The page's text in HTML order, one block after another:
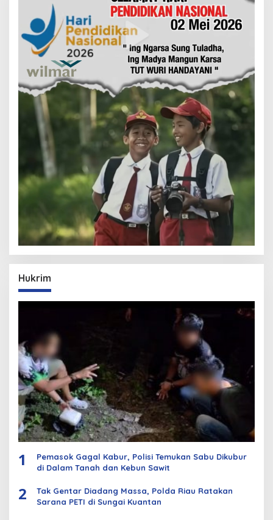
Hukrim
1
Pemasok Gagal Kabur, Polisi Temukan Sabu Dikubur
di Dalam Tanah dan Kebun Sawit
2
Tak Gentar Diadang Massa, Polda Riau Ratakan
Sarana PETI di Sungai Kuantan